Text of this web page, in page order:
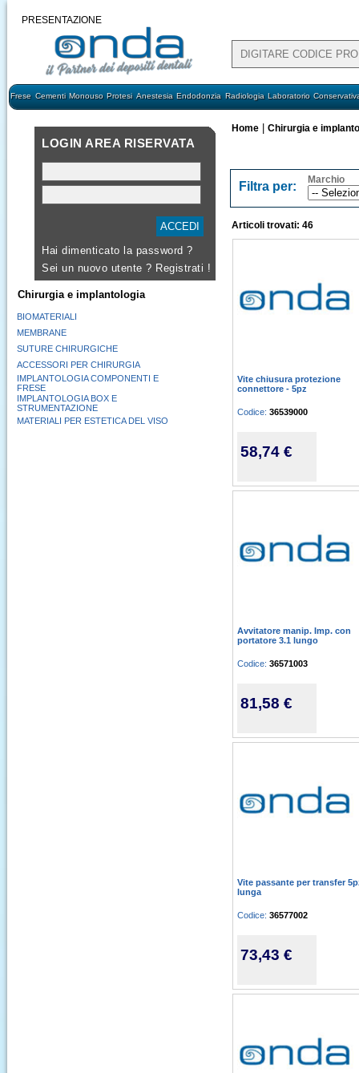
PRESENTAZIONE
Frese Cementi Monouso Protesi Anestesia Endodonzia Radiologia Laboratorio
LOGIN AREA RISERVATA
Hai dimenticato la password ?
Sei un nuovo utente ? Registrati !
Chirurgia e implantologia
BIOMATERIALI
MEMBRANE
SUTURE CHIRURGICHE
ACCESSORI PER CHIRURGIA
IMPLANTOLOGIA COMPONENTI E
FRESE
IMPLANTOLOGIA BOX E
STRUMENTAZIONE
MATERIALI PER ESTETICA DEL VISO
Home Chirurgia e
Filtra per: Marchio
Articoli trovati: 46
Vite chiusura protezione
connettore - 5pz
Codice: 36539000
58,74 €
Avvitatore manip. Imp. con
portatore 3.1 lungo
Codice: 36571003
81,58 €
Vite passante per transfer
lunga
Codice: 36577002
73,43 €